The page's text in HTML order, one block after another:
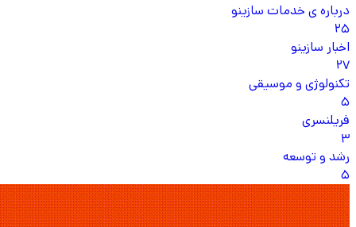
درباره ی خدمات سازینو
25
اخبار سازینو
27
تکنولوژی و موسیقی
5
فریلنسری
3
رشد و توسعه
5